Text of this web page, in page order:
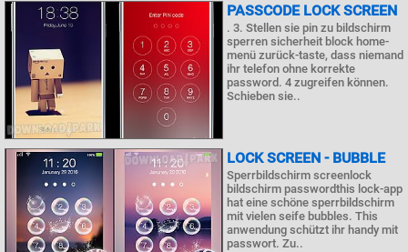
PASSCODE LOCK SCREEN
. 3. Stellen sie pin zu bildschirm
sperren sicherheit block home-
menü zurück-taste, dass niemand
ihr telefon ohne korrekte
password. 4 zugreifen können.
Schieben sie..
LOCK SCREEN - BUBBLE
Sperrbildschirm screenlock
bildschirm passwordthis lock-app
hat eine schöne sperrbildschirm
mit vielen seife bubbles. This
anwendung schützt ihr handy mit
passwort. Zu..